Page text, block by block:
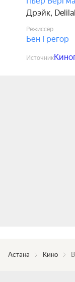
Дрэйк,
Режиссёр
Бен Грегор
Источник
Астана Кино